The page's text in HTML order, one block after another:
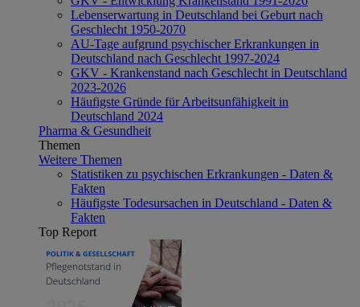
Lebenserwartung in Deutschland bei Geburt nach
Geschlecht 1950-2070
AU-Tage aufgrund psychischer Erkrankungen in
Deutschland nach Geschlecht 1997-2024
GKV - Krankenstand nach Geschlecht in Deutschland
2023-2026
Häufigste Gründe für Arbeitsunfähigkeit in
Deutschland 2024
Pharma & Gesundheit
Themen
Weitere Themen
Statistiken zu psychischen Erkrankungen - Daten &
Fakten
Häufigste Todesursachen in Deutschland - Daten &
Fakten
Top Report